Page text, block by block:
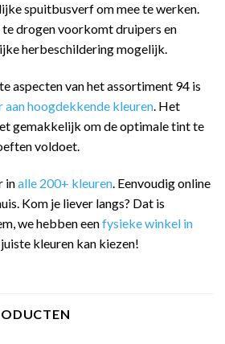
spuitbusverf om mee te werken.
te drogen voorkomt druipers en
herbeschildering mogelijk.
aspecten van het assortiment 94 is
aan hoogdekkende kleuren. Het
gemakkelijk om de optimale tint te
voldoet.
inalle 200+ kleuren . Eenvoudig online
Kom je liever langs? Dat is
we hebben eenfysieke winkel in
kleuren kan kiezen!